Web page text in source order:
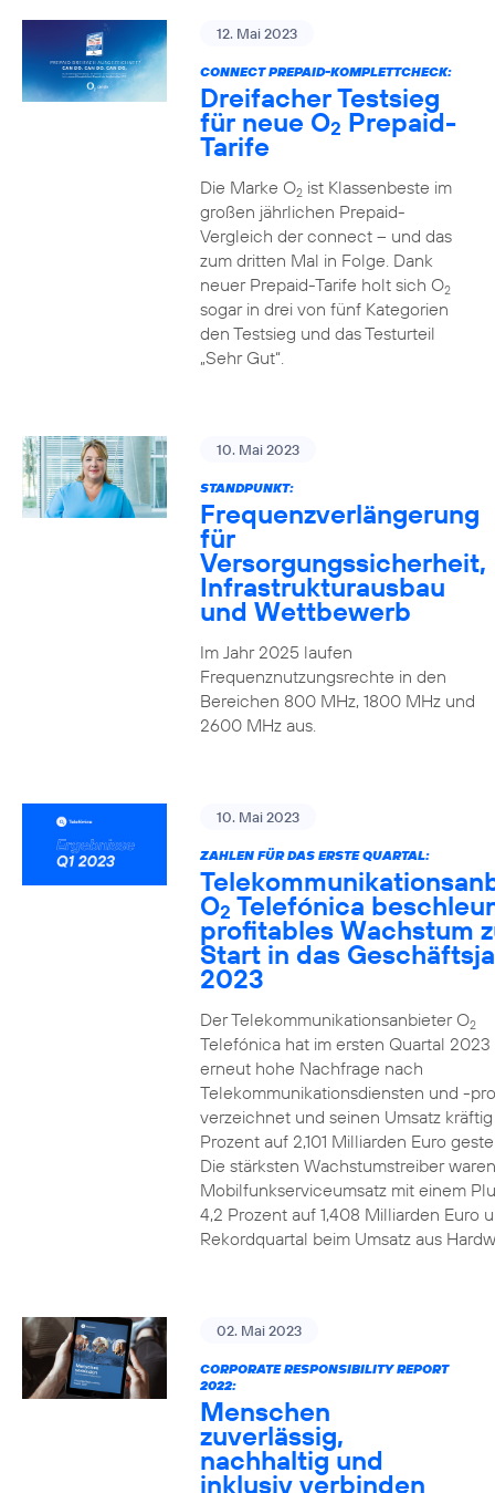
12. Mai 2023
CONNECT PREPAID-KOMPLETTCHECK:
Dreifacher Testsieg
für neue O2 Prepaid-
Tarife
Die Marke O2ist Klassenbeste im
großen jährlichen Prepaid-
Vergleich der connect – und das
zum dritten Mal in Folge. Dank
neuer Prepaid-Tarife holt sich O2
sogar in drei von fünf Kategorien
den Testsieg und das Testurteil
„Sehr Gut“.
10. Mai 2023
STANDPUNKT:
Frequenzverlängerung
für
Versorgungssicherheit,
Infrastrukturausbau
und Wettbewerb
Im Jahr 2025 laufen
Frequenznutzungsrechte in den
Bereichen 800 MHz, 1800 MHz und
2600 MHz aus.
10. Mai 2023
ZAHLEN FÜR DAS ERSTE QUARTAL:
O2 Telefónica
profitables Wachstum
Start in das
2023
Der Telekommunikationsanbieter O2
Telefónica hat im ersten Quartal 2023
erneut hohe Nachfrage nach
Telekommunikationsdiensten und -
verzeichnet und seinen Umsatz
Prozent auf 2,101 Milliarden Euro
Die stärksten Wachstumstreiber
Mobilfunkserviceumsatz mit einem
4,2 Prozent auf 1,408 Milliarden Euro
Rekordquartal beim Umsatz aus
02. Mai 2023
CORPORATE RESPONSIBILITY REPORT
2022:
Menschen
zuverlässig,
nachhaltig und
inklusiv verbinden